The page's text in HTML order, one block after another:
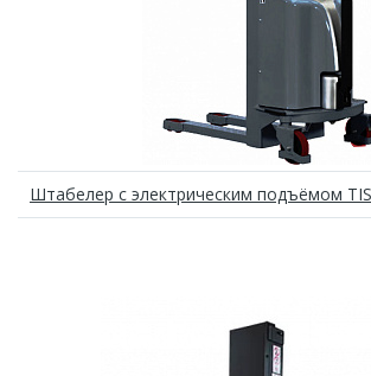
Штабелер с электрическим подъёмом